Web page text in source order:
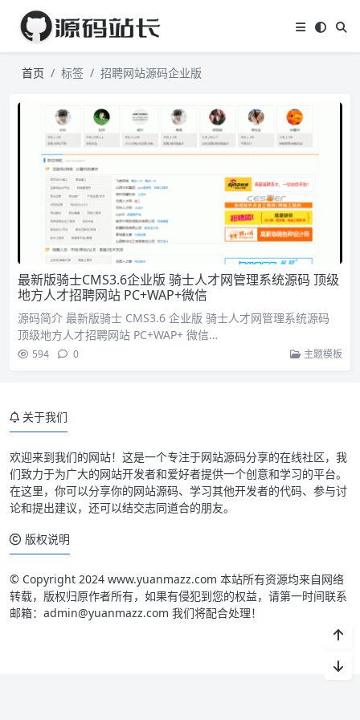
首页 标签 招聘网站源码企业版
最新版骑士CMS3.6企业版 骑士人才网管理系统源码 顶级
地方人才招聘网站 PC+WAP+微信
源码简介 最新版骑士 CMS3.6 企业版 骑士人才网管理系统源码
顶级地方人才招聘网站 PC+WAP+ 微信…
594 0 主题模板
关于我们
欢迎来到我们的网站！这是一个专注于网站源码分享的在线社区，我
们致力于为广大的网站开发者和爱好者提供一个创意和学习的平台。
在这里，你可以分享你的网站源码、学习其他开发者的代码、参与讨
论和提出建议，还可以结交志同道合的朋友。
版权说明
© Copyright 2024 www.yuanmazz.com 本站所有资源均来自网络
转载，版权归原作者所有，如果有侵犯到您的权益，请第一时间联系
邮箱：admin@yuanmazz.com 我们将配合处理！